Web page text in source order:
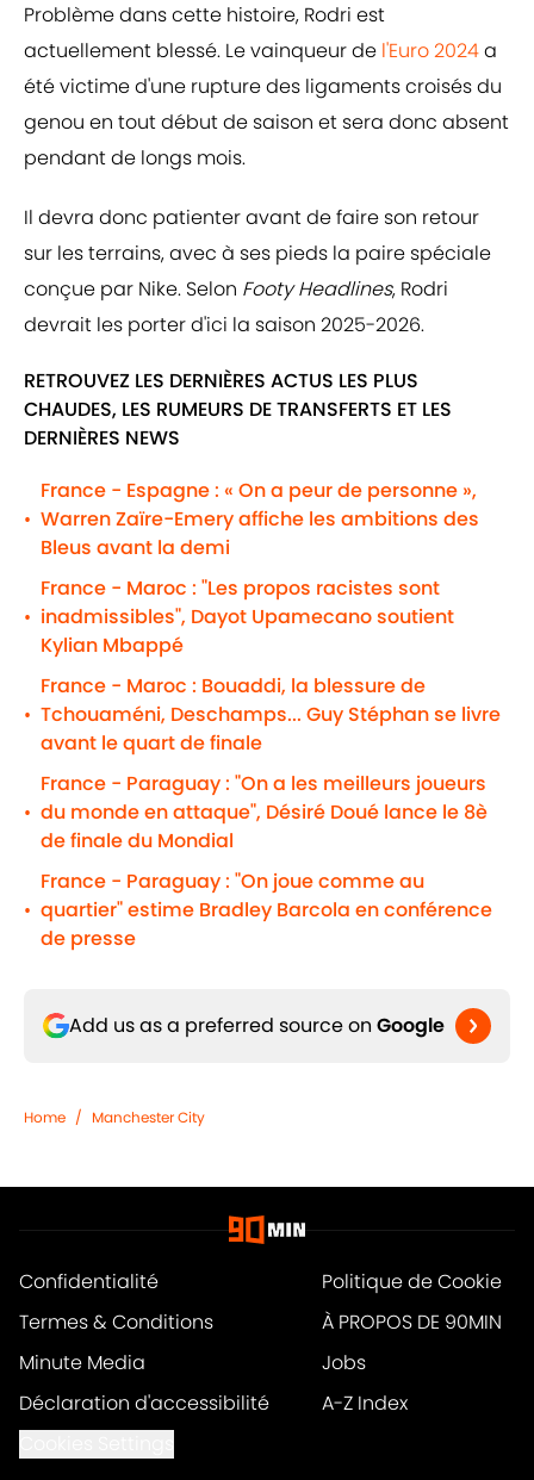
Problème dans cette histoire, Rodri est
actuellement blessé. Le vainqueur de l'Euro 2024a
été victime d'une rupture des ligaments croisés du
genou en tout début de saison et sera donc absent
pendant de longs mois.
Il devra donc patienter avant de faire son retour
sur les terrains, avec à ses pieds la paire spéciale
conçue par Nike. Selon Footy Headlines, Rodri
devrait les porter d'ici la saison 2025-2026.
RETROUVEZ LES DERNIÈRES ACTUS LES PLUS
CHAUDES, LES RUMEURS DE TRANSFERTS ET LES
DERNIÈRES NEWS
•
France - Espagne : « On a peur de personne »,
Warren Zaïre-Emery affiche les ambitions des
Bleus avant la demi
•
France - Maroc : "Les propos racistes sont
inadmissibles", Dayot Upamecano soutient
Kylian Mbappé
•
France - Maroc : Bouaddi, la blessure de
Tchouaméni, Deschamps... Guy Stéphan se livre
avant le quart de finale
•
France - Paraguay : "On a les meilleurs joueurs
du monde en attaque", Désiré Doué lance le 8è
de finale du Mondial
•
France - Paraguay : "On joue comme au
quartier" estime Bradley Barcola en conférence
de presse
Add us as a preferred source on Google
Home / Manchester City
Confidentialité
Politique de Cookie
Termes & Conditions
À PROPOS DE 90MIN
Minute Media
Jobs
Déclaration d'accessibilité
A-Z Index